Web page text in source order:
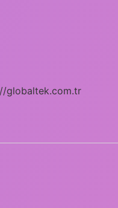
globaltek.com.tr